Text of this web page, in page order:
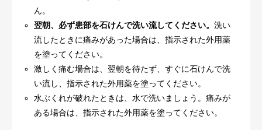
ん。
翌朝、必ず患部を石けんで洗い流してください。洗い
流したときに痛みがあった場合は、指示された外用薬
を塗ってください。
激しく痛む場合は、翌朝を待たず、すぐに石けんで洗
い流し、指示された外用薬を塗ってください。
水ぶくれが破れたときは、水で洗いましょう。痛みが
ある場合は、指示された外用薬を塗ってください。